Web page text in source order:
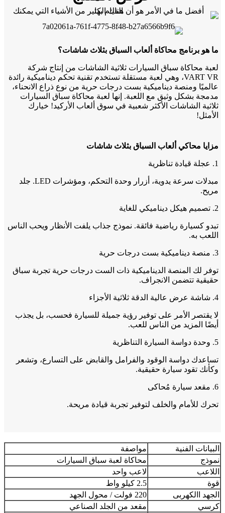
ما هو برنامج محاكاة ألعاب السباق بثلاث شاشات؟
لعبة محاكاة سباق السيارات ثلاثية الشاشات من إنتاج شركة
VART VR، وهي لعبة مستقلة تستخدم تقنية تحكم ديناميكية رائدة
عالميًا ومنصة ديناميكية بست درجات حرية من نوع ذراع الانحناء،
مدمجة بشكل وثيق مع اللعبة. إنها لعبة محاكاة سباق السيارات
ثلاثية الشاشات الأكثر شعبية في سوق ألعاب الأركيد! خيارك
الأمثل!
مزايا محاكي ألعاب السباق بثلاث شاشات
1. عجلة قيادة تناظرية
مبدلات سرعة يدوية، أزرار وحدة التحكم، ومؤشرات LED. جلد
مريح.
2. تصميم هيكل ديناميكي للغاية
تبدو كسيارة رياضية فائقة. نموذج جذاب يلفت الأنظار ويحب الناس
اللعب به.
3. منصة ديناميكية بست درجات حرية
توفر لك المنصة الديناميكية ذات الست درجات حرية تجربة سباق
حقيقية تتضمن الانجراف.
4. شاشة عرض عالية الدقة ثلاثية الأجزاء
لا يقتصر الأمر على توفير رؤية جميلة للسيارة فحسب، بل يجذب
أيضًا المزيد من الناس للعب.
5. وحدة دواسة السيارة التناظرية
تساعدك دواسة الوقود والفرامل والقابض على التسارع، وتشعر
وكأنك تقود سيارة حقيقية.
6. مقعد سيارة مُحاكى
تحرك للأمام والخلف لتوفير تجربة قيادة مريحة.
البيانات الفنية
مواصفة
نموذج
محاكاة لعبة سباق السيارات
اللاعب
لاعب واحد
قوة
2.5 كيلو واط
الجهد االكهربى
220 فولت / محول الجهد
كرسي
مقعد من الجلد الصناعي